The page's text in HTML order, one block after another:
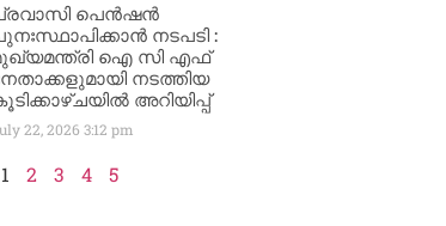
പെൻഷൻ
നടപടി :
ഐ സി എഫ്
നടത്തിയ
അറിയിപ്പ്
22, 2026 3:12 pm
1 2 3 4 5